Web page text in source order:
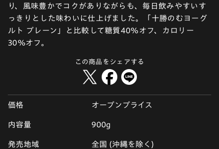
り、風味豊かでコクがありながらも、毎日飲みやすいす
っきりとした味わいに仕上げました。「十勝のむヨーグ
ルト プレーン」と比較して糖質40%オフ、カロリー
30%オフ。
この商品をシェアする
価格 オープンプライス
内容量 900g
発売地域 全国 (沖縄を除く)